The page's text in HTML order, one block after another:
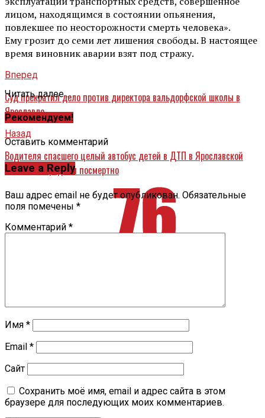
лицом, находящимся в состоянии опьянения,
повлекшее по неосторожности смерть человека».
Ему грозит до семи лет лишения свободы. В настоящее
время виновник аварии взят под стражу.
Вперед
Суд прекратил дело против директора вальдорфской школы в
Ярославле
Назад
Водителя спасшего целый автобус детей в ДТП в Ярославской
области наградили посмертно
Читать далее ...
Рекомендуем!
Оставить комментарий
Leave a Reply
Ваш адрес email не будет опубликован. Обязательные
поля помечены *
Комментарий *
Имя *
Email *
Сайт
Сохранить моё имя, email и адрес сайта в этом
браузере для последующих моих комментариев.